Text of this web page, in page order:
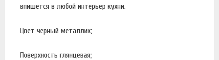
впишется в любой интерьер кухни.
Цвет черный металлик;
Поверхность глянцевая;